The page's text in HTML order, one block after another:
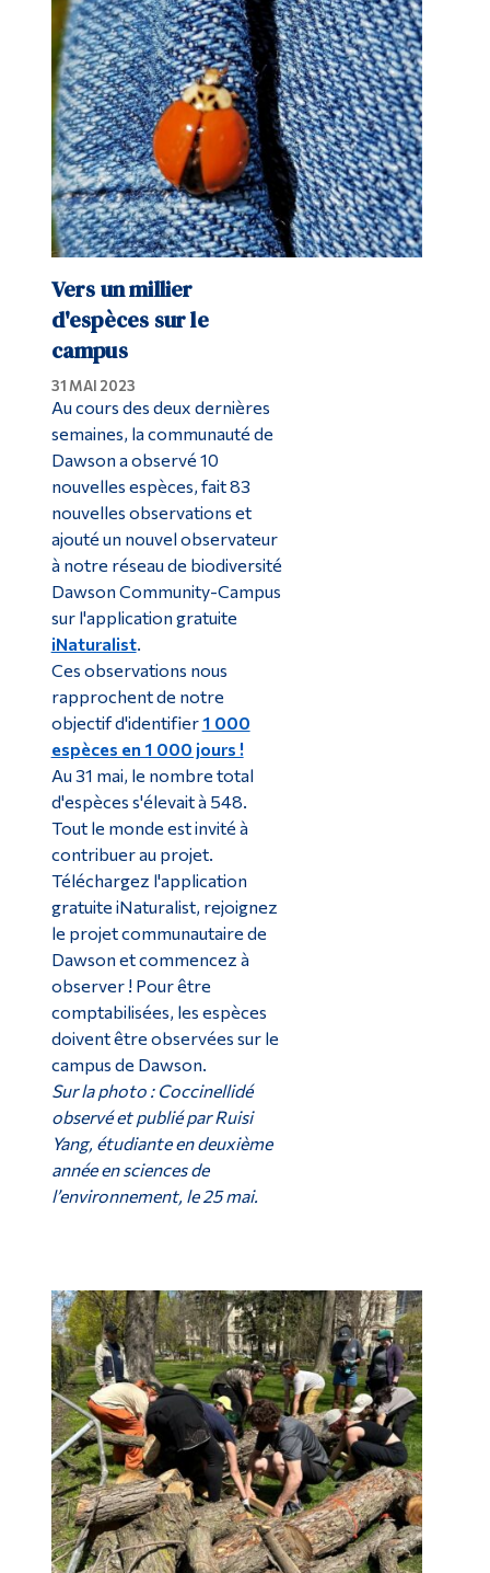
Vers un millier
d'espèces sur le
campus
31 MAI 2023
Au cours des deux dernières
semaines, la communauté de
Dawson a observé 10
nouvelles espèces, fait 83
nouvelles observations et
ajouté un nouvel observateur
à notre réseau de biodiversité
Dawson Community-Campus
sur l'application gratuite
iNaturalist.
Ces observations nous
rapprochent de notre
objectif d'identifier 1 000
espèces en 1 000 jours !
Au 31 mai, le nombre total
d'espèces s'élevait à 548.
Tout le monde est invité à
contribuer au projet.
Téléchargez l'application
gratuite iNaturalist, rejoignez
le projet communautaire de
Dawson et commencez à
observer ! Pour être
comptabilisées, les espèces
doivent être observées sur le
campus de Dawson.
Sur la photo : Coccinellidé
observé et publié par Ruisi
Yang, étudiante en deuxième
année en sciences de
l’environnement, le 25 mai.
personnel administratif
Diplômé·es et visiteur·euses